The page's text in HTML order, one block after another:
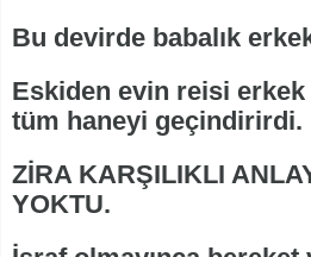
Bu devirde babalık
Eskiden evin reisi erkek
tüm haneyi geçindirirdi.
ZİRA KARŞILIKLI
YOKTU.